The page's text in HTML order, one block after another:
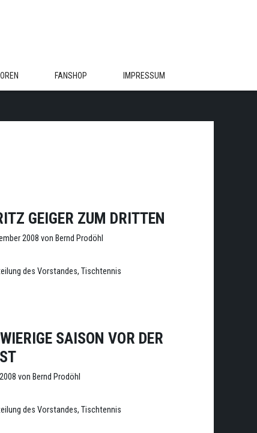
FANSHOP IMPRESSUM
GEIGER ZUM DRITTEN
2008 von Bernd Prodöhl
des Vorstandes, Tischtennis
SAISON VOR DER
von Bernd Prodöhl
des Vorstandes, Tischtennis